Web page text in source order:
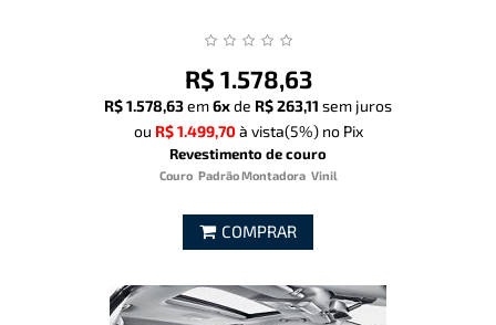
R$ 1.578,63
R$ 1.578,63em6xde R$ 263,11 sem juros
ou R$ 1.499,70à vista(5%)no Pix
Revestimento de couro
Couro Padrão Montadora Vinil
COMPRAR